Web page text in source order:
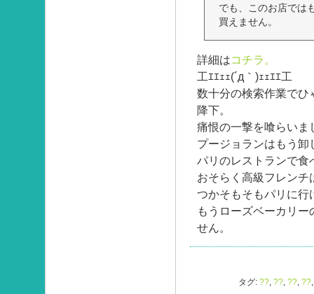
でも、このお店では
買えません。
詳細はコチラ。
工ｴｴｪｪ(´д｀)ｪｪｴｴ工
数十分の検索作業でひ
降下。
痛恨の一撃を喰らいま
プージョランはもう
パリのレストランで食
おそらく高級フレン
つかそもそもパリに行
もうローズベーカリ
せん。
タグ: ??, ??, ??, ??